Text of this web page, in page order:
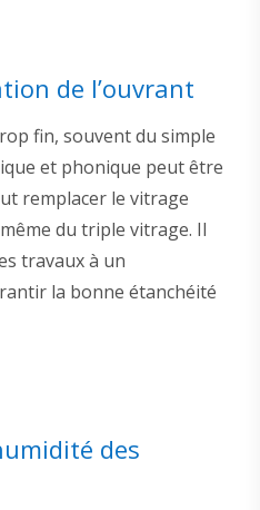
de l’ouvrant
fin, souvent du simple
et phonique peut être
remplacer le vitrage
du triple vitrage. Il
travaux à un
la bonne étanchéité
des